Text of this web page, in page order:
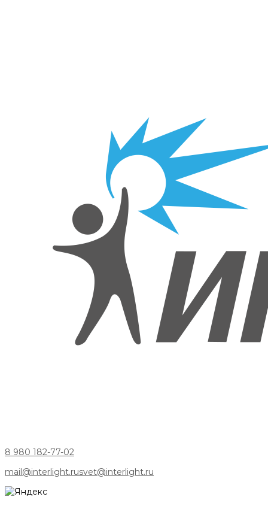
8 980 182-77-02
mail@interlight.rusvet@interlight.ru